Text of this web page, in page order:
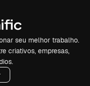
seu melhor trabalho.
criativos, empresas,